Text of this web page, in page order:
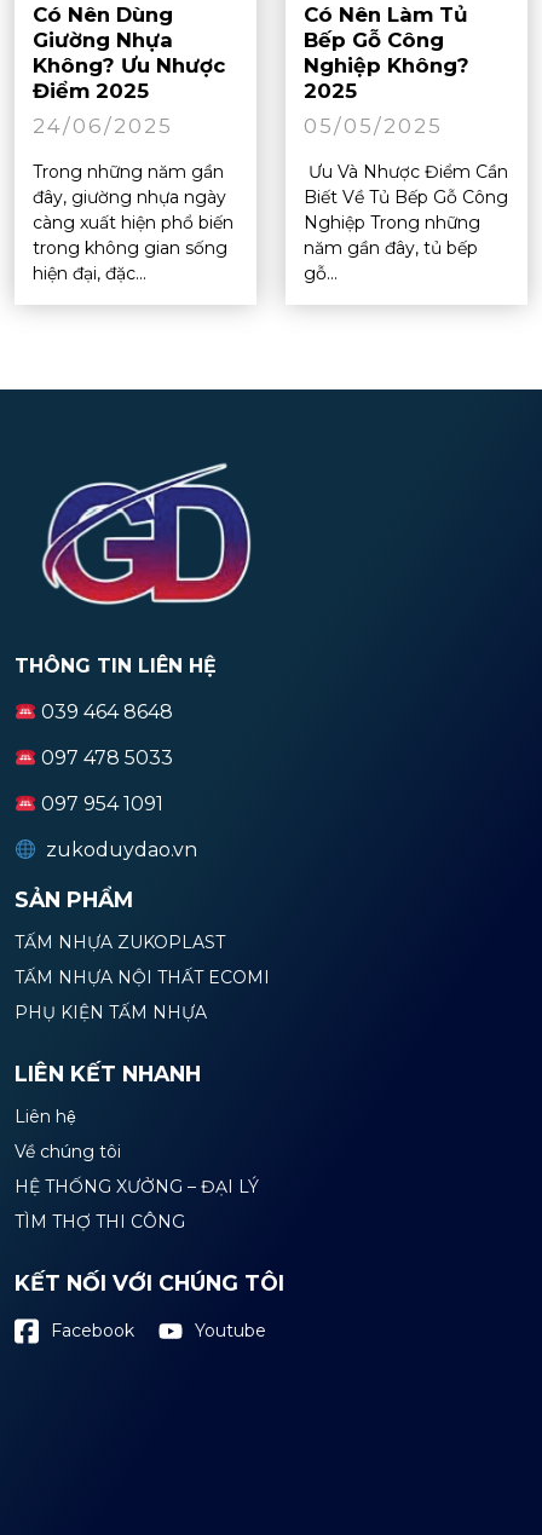
Có Nên Dùng
Giường Nhựa
Không? Ưu Nhược
Điểm 2025
24/06/2025
Trong những năm gần
đây, giường nhựa ngày
càng xuất hiện phổ biến
trong không gian sống
hiện đại, đặc...
Có Nên Làm Tủ
Bếp Gỗ Công
Nghiệp Không?
2025
05/05/2025
Ưu Và Nhược Điểm Cần
Biết Về Tủ Bếp Gỗ Công
Nghiệp Trong những
năm gần đây, tủ bếp
gỗ...
THÔNG TIN LIÊN HỆ
039 464 8648
097 478 5033
097 954 1091
zukoduydao.vn
SẢN PHẨM
TẤM NHỰA ZUKOPLAST
TẤM NHỰA NỘI THẤT ECOMI
PHỤ KIỆN TẤM NHỰA
LIÊN KẾT NHANH
Liên hệ
Về chúng tôi
HỆ THỐNG XƯỞNG – ĐẠI LÝ
TÌM THỢ THI CÔNG
KẾT NỐI VỚI CHÚNG TÔI
Facebook Youtube